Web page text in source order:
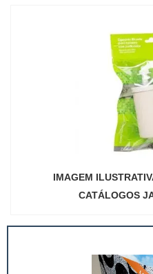
IMAGEM
CATÁLOGOS